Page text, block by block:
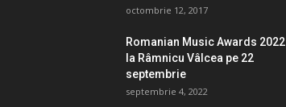
octombrie 12, 2017
Romanian Music Awards 2022
la Râmnicu Vâlcea pe 22
septembrie
septembrie 4, 2022